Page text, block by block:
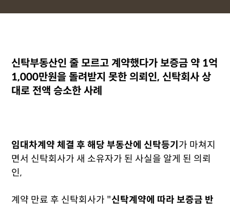
신탁부동산인 줄 모르고 계약했다가 보증금 약 1억
1,000만원을 돌려받지 못한 의뢰인, 신탁회사 상
대로 전액 승소한 사례
임대차계약 체결 후 해당 부동산에 신탁등기 가 마쳐지
면서 신탁회사가 새 소유자가 된 사실을 알게 된 의뢰
인,
계약 만료 후 신탁회사가 "신탁계약에 따라 보증금 반